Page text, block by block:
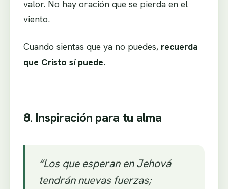
valor. No hay oración que se pierda en el
viento.
Cuando sientas que ya no puedes, recuerda
que Cristo sí puede.
8. Inspiración para tu alma
“Los que esperan en Jehová
tendrán nuevas fuerzas;